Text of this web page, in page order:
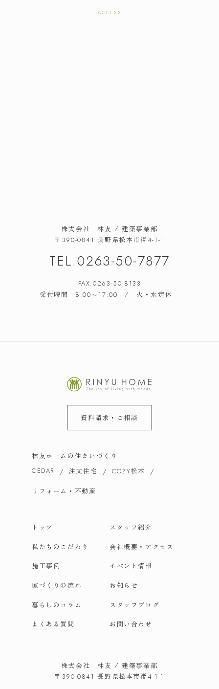
FAX.0263-50-8133
受付時間8:00～17:00/ 火・水定休
LINE 友達追加
ACCESS
株式会社 林友 / 建築事業部
〒390-0841 長野県松本市渚4-1-1
TEL.0263-50-7877
FAX.0263-50-8133
受付時間 8:00～17:00 / 火・水定休
資料請求・ご相談
林友ホームの住まいづくり
CEDAR
注文住宅 COZY松本
リフォーム・不動産
トップ スタッフ紹介
私たちのこだわり 会社概要・アクセス
施工事例 イベント情報
家づくりの流れ お知らせ
暮らしのコラム スタッフブログ
よくある質問 お問い合わせ
株式会社 林友 / 建築事業部
〒390-0841 長野県松本市渚4-1-1